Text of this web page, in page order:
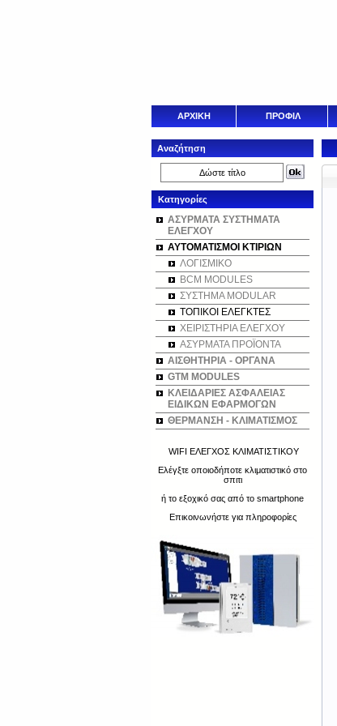
ΑΡΧΙΚΗ ΠΡΟΦΙΛ
Αναζήτηση
Κατηγορίες
ΑΣΥΡΜΑΤΑ ΣΥΣΤΗΜΑΤΑ
ΕΛΕΓΧΟΥ
ΑΥΤΟΜΑΤΙΣΜΟΙ ΚΤΙΡΙΩΝ
ΛΟΓΙΣΜΙΚΟ
BCM MODULES
ΣΥΣΤΗΜΑ MODULAR
ΤΟΠΙΚΟΙ ΕΛΕΓΚΤΕΣ
ΧΕΙΡΙΣΤΗΡΙΑ ΕΛΕΓΧΟΥ
ΑΣΥΡΜΑΤΑ ΠΡΟΪΟΝΤΑ
ΑΙΣΘΗΤΗΡΙΑ - ΟΡΓΑΝΑ
GTM MODULES
ΚΛΕΙΔΑΡΙΕΣ ΑΣΦΑΛΕΙΑΣ
ΕΙΔΙΚΩΝ ΕΦΑΡΜΟΓΩΝ
ΘΕΡΜΑΝΣΗ - ΚΛΙΜΑΤΙΣΜΟΣ
WIFI ΕΛΕΓΧΟΣ ΚΛΙΜΑΤΙΣΤΙΚΟΥ
Ελέγξτε οποιοδήποτε κλιματιστικό στο
σπιτι
ή το εξοχικό σας από το smartphone
Επικοινωνήστε για πληροφορίες